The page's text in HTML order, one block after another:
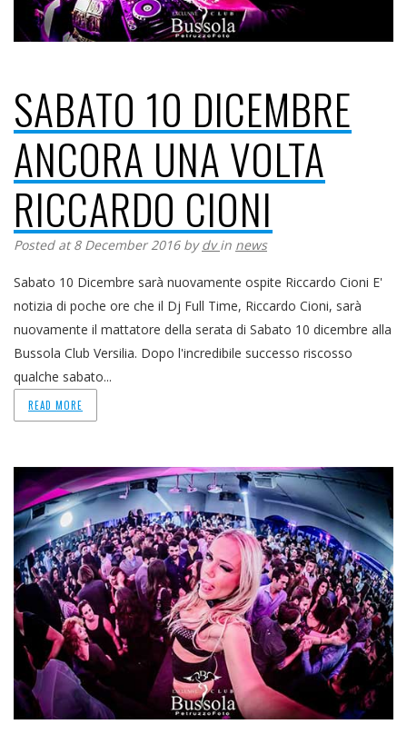
SABATO 10 DICEMBRE
ANCORA UNA VOLTA
RICCARDO CIONI
Posted at 8 December 2016 bydvin news
Sabato 10 Dicembre sarà nuovamente ospite Riccardo Cioni E'
notizia di poche ore che il Dj Full Time, Riccardo Cioni, sarà
nuovamente il mattatore della serata di Sabato 10 dicembre alla
Bussola Club Versilia. Dopo l'incredibile successo riscosso
qualche sabato...
READ MORE